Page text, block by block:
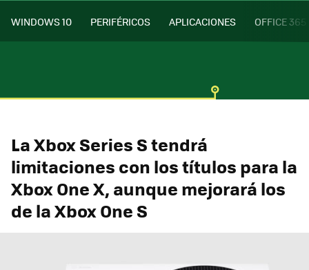
WINDOWS 10 PERIFÉRICOS APLICACIONES OFFICE 365
La Xbox Series S tendrá
limitaciones con los títulos para la
Xbox One X, aunque mejorará los
de la Xbox One S